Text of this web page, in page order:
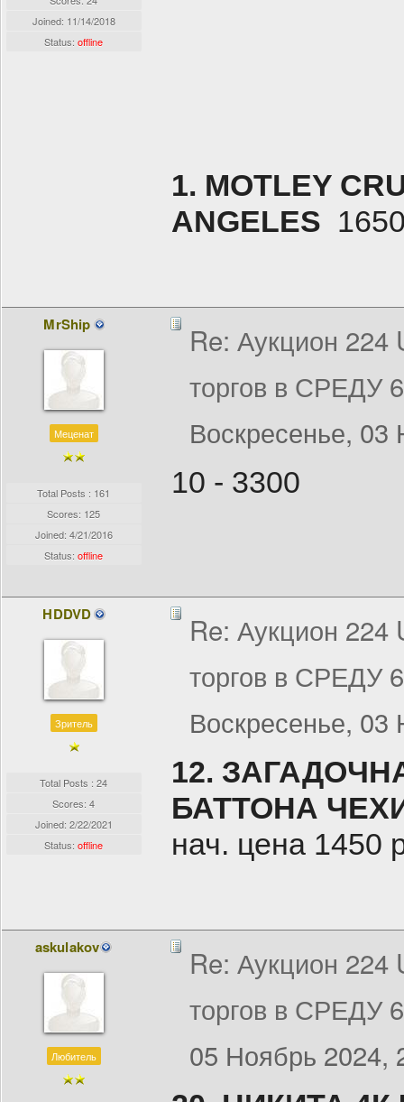
Joined: 11/14/2018
Status:offline
1. MOTLEY
ANGELES
MrShip
Меценат
Total Posts : 161
Scores: 125
Joined: 4/21/2016
Status:offline
Re: Аукцион 224
торгов в СРЕДУ
Воскресенье,
10 - 3300
HDDVD
Зритель
Total Posts : 24
Scores: 4
Joined: 2/22/2021
Status:offline
Re: Аукцион 224
торгов в СРЕДУ
Воскресенье,
12.
БАТТОНА
нач. цена 1450
askulakov
Любитель
Re: Аукцион 224
торгов в СРЕДУ
05 Ноябрь 2024,